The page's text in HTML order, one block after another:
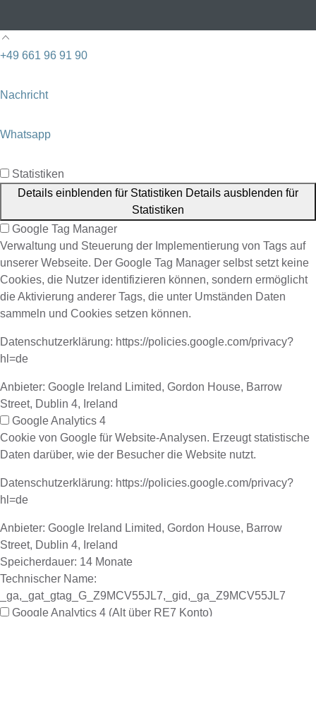
+49 661 96 91 90
Nachricht
Whatsapp
Statistiken
Details einblenden für Statistiken Details ausblenden für
Statistiken
Google Tag Manager
Verwaltung und Steuerung der Implementierung von Tags auf
unserer Webseite. Der Google Tag Manager selbst setzt keine
Cookies, die Nutzer identifizieren können, sondern ermöglicht
die Aktivierung anderer Tags, die unter Umständen Daten
sammeln und Cookies setzen können.
Datenschutzerklärung: https://policies.google.com/privacy?
hl=de
Anbieter: Google Ireland Limited, Gordon House, Barrow
Street, Dublin 4, Ireland
Google Analytics 4
Cookie von Google für Website-Analysen. Erzeugt statistische
Daten darüber, wie der Besucher die Website nutzt.
Datenschutzerklärung: https://policies.google.com/privacy?
hl=de
Anbieter: Google Ireland Limited, Gordon House, Barrow
Street, Dublin 4, Ireland
Speicherdauer: 14 Monate
Technischer Name:
_ga,_gat_gtag_G_Z9MCV55JL7,_gid,_ga_Z9MCV55JL7
Google Analytics 4 (Alt über RE7 Konto)